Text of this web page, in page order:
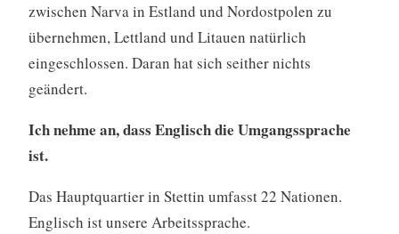
zwischen Narva in Estland und Nordostpolen zu
übernehmen, Lettland und Litauen natürlich
eingeschlossen. Daran hat sich seither nichts
geändert.
Ich nehme an, dass Englisch die Umgangssprache
ist.
Das Hauptquartier in Stettin umfasst 22 Nationen.
Englisch ist unsere Arbeitssprache.